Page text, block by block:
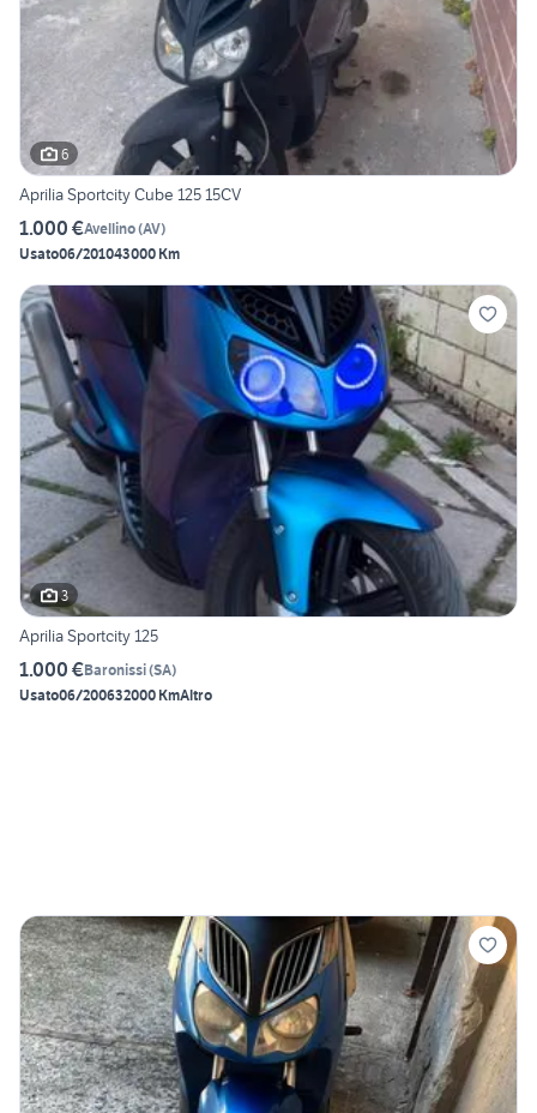
6
Aprilia Sportcity Cube 125 15CV
1.000 €Avellino(AV)
Usato06/201043000 Km
3
Aprilia Sportcity 125
1.000 €Baronissi(SA)
Usato06/200632000 KmAltro